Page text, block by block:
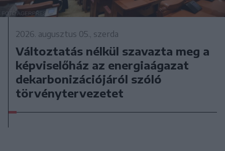
2026. augusztus 05., szerda
Változtatás nélkül szavazta meg a
képviselőház az energiaágazat
dekarbonizációjáról szóló
törvénytervezetet